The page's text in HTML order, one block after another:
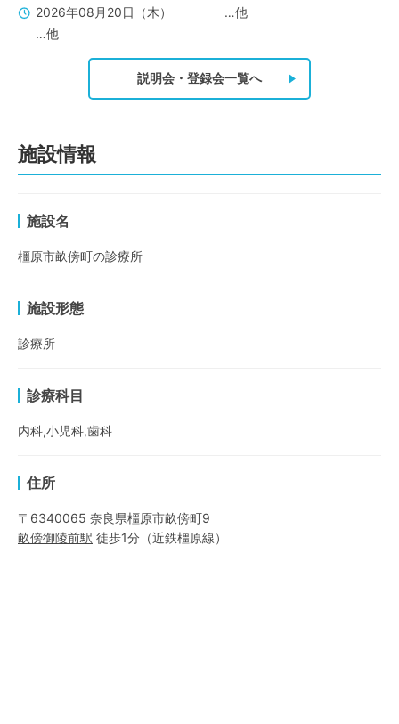
2026年08月20日（木）
…他
…他
説明会・登録会一覧へ
施設情報
施設名
橿原市畝傍町の診療所
施設形態
診療所
診療科目
内科,小児科,歯科
住所
〒6340065 奈良県橿原市畝傍町9
畝傍御陵前駅 徒歩1分 （近鉄橿原線）